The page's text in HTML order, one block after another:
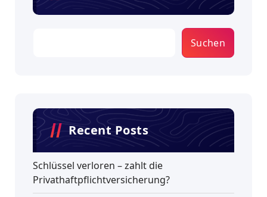
Suchen
Recent Posts
Schlüssel verloren – zahlt die
Privathaftpflichtversicherung?